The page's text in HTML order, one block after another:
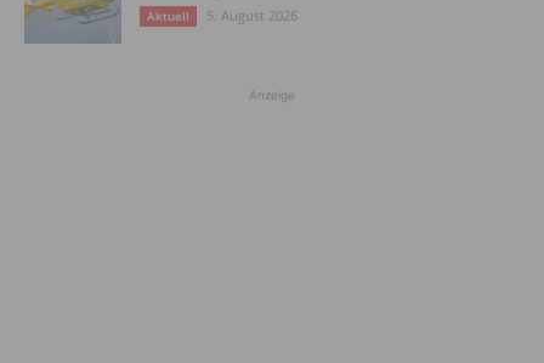
Aktuell 5. August 2026
Anzeige